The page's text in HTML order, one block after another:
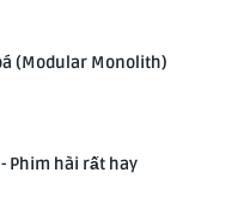
(Modular Monolith)
Phim hài rất hay